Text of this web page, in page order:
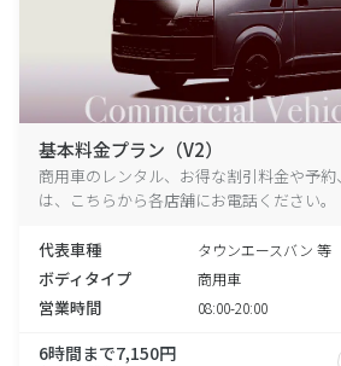
基本料金プラン（V2）
商用車のレンタル、お得な割引料金や予
は、こちらから各店舗にお電話ください。
代表車種 タウンエースバン 等
ボディタイプ 商用車
営業時間 08:00-20:00
6時間まで7,150円